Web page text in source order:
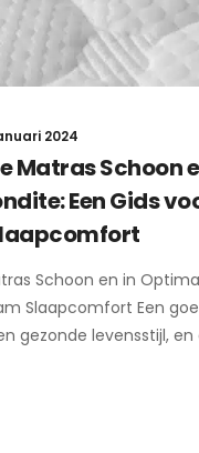
2024
Matras Schoon
Een Gids
Schoon en in
Slaapcomfort Een
gezonde levensstijl,